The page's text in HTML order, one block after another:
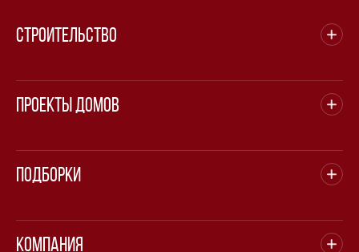
Строительство
Проекты домов
Подборки
Компания